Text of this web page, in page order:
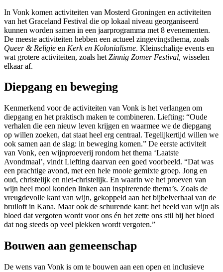
In Vonk komen activiteiten van Mosterd Groningen en activiteiten
van het Graceland Festival die op lokaal niveau georganiseerd
kunnen worden samen in een jaarprogramma met 8 evenementen.
De meeste activiteiten hebben een actueel zingevingsthema, zoals
Queer & Religie en Kerk en Kolonialisme. Kleinschalige events en
wat grotere activiteiten, zoals het Zinnig Zomer Festival, wisselen
elkaar af.
Diepgang en beweging
Kenmerkend voor de activiteiten van Vonk is het verlangen om
diepgang en het praktisch maken te combineren. Liefting: “Oude
verhalen die een nieuw leven krijgen en waarmee we de diepgang
op willen zoeken, dat staat heel erg centraal. Tegelijkertijd willen we
ook samen aan de slag: in beweging komen.” De eerste activiteit
van Vonk, een wijnproeverij rondom het thema ‘Laatste
Avondmaal’, vindt Liefting daarvan een goed voorbeeld. “Dat was
een prachtige avond, met een hele mooie gemixte groep. Jong en
oud, christelijk en niet-christelijk. En waarin we het proeven van
wijn heel mooi konden linken aan inspirerende thema’s. Zoals de
vreugdevolle kant van wijn, gekoppeld aan het bijbelverhaal van de
bruiloft in Kana. Maar ook de schurende kant: het beeld van wijn als
bloed dat vergoten wordt voor ons én het zette ons stil bij het bloed
dat nog steeds op veel plekken wordt vergoten.”
Bouwen aan gemeenschap
De wens van Vonk is om te bouwen aan een open en inclusieve